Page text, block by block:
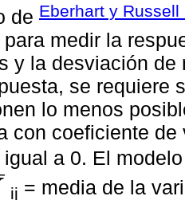
de Eberhart y Russell
medir la
y la desviación
se requiere
lo menos
con coeficiente
igual a 0. El
ij = media de la